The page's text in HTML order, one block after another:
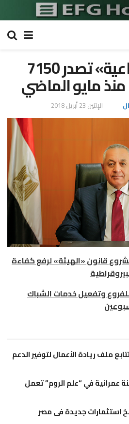
«التنمية الصناعية» تصدر 7150
مايو الماضي
الإثنين 23 أبريل 2018
قانون «الهيئة» لرفع كفاءة
للفروع وتفعيل خدمات الشباك
ملف ريادة الأعمال لتوفير الدعم
عمرانية في “علم الروم” تعمل